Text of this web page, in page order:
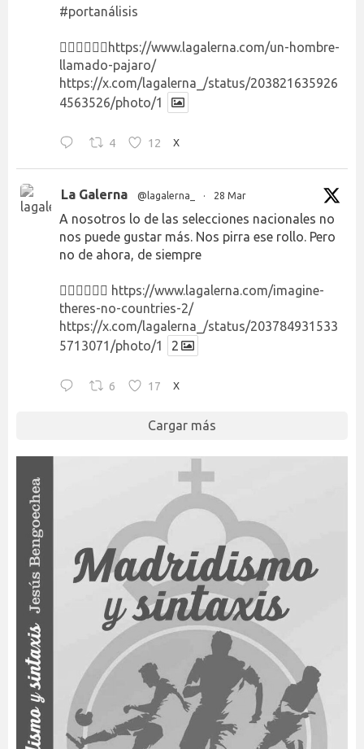
#portanálisis
👉🏻👉🏻👉🏻 https://www.lagalerna.com/un-hombre-
llamado-pajaro/
https://x.com/lagalerna_/status/203821635926
4563526/photo/1
4 12 X
La Galerna @lagalerna_ · 28 Mar
A nosotros lo de las selecciones nacionales no
nos puede gustar más. Nos pirra ese rollo. Pero
no de ahora, de siempre
👉🏻👉🏻👉🏻 https://www.lagalerna.com/imagine-
theres-no-countries-2/
https://x.com/lagalerna_/status/203784931533
5713071/photo/1
2
6 17 X
Cargar más